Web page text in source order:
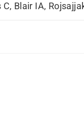
Blair IA,